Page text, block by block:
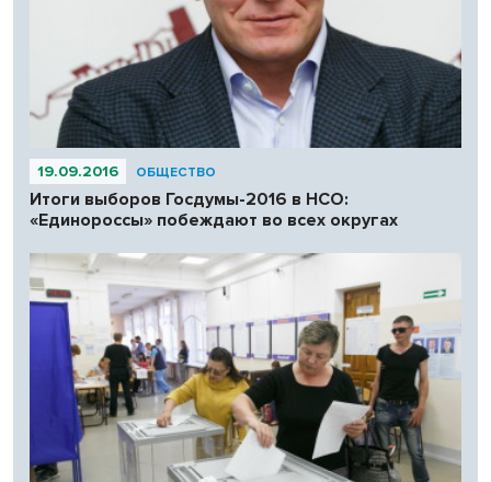
19.09.2016 ОБЩЕСТВО
Итоги выборов Госдумы-2016 в НСО:
«Единороссы» побеждают во всех округах